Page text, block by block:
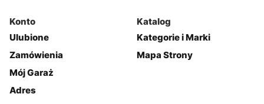
Konto
Ulubione
Zamówienia
Mój Garaż
Adres
Katalog
Kategorie i Marki
Mapa Strony